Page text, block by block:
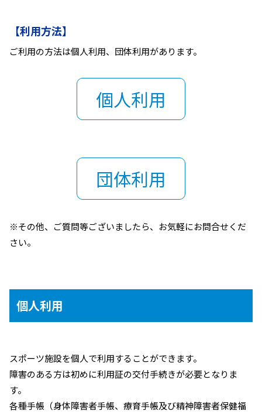
【利用方法】
ご利用の方法は個人利用、団体利用があります。
個人利用
団体利用
※その他、ご質問等ございましたら、お気軽にお問合せくだ
さい。
個人利用
スポーツ施設を個人で利用することができます。
障害のある方は初めに利用証の交付手続きが必要となりま
す。
各種手帳（身体障害者手帳、療育手帳及び精神障害者保健福